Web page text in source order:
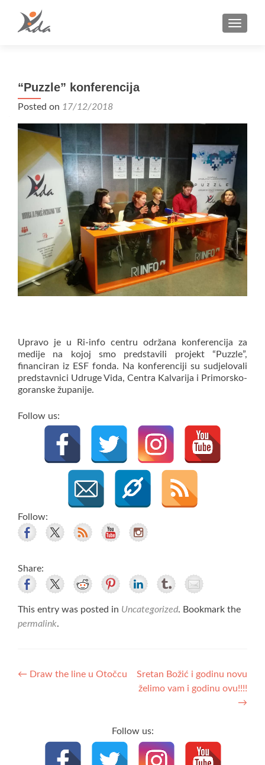
“Puzzle” konferencija
Posted on 17/12/2018
Upravo je u Ri-info centru održana konferencija za
medije na kojoj smo predstavili projekt “Puzzle”,
financiran iz ESF fonda. Na konferenciji su sudjelovali
predstavnici Udruge Vida, Centra Kalvarija i Primorsko-
goranske županije.
Follow us:
Follow:
Share:
This entry was posted in Uncategorized. Bookmark the
permalink.
Post
← Draw the line u Otočcu
Sretan Božić i godinu novu
želimo vam i godinu ovu!!!!
→
Follow us: